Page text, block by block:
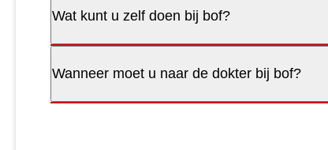
Wat kunt u zelf doen bij bof?
Wanneer moet u naar de dokter bij bof?